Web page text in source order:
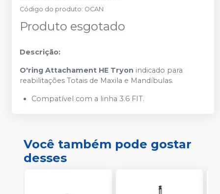
Código do produto: OCAN
Produto esgotado
Descrição:
O'ring Attachament HE Tryon indicado para
reabilitações Totais de Maxila e Mandíbulas.
Compatível com a linha 3.6 FIT.
Você também pode gostar
desses